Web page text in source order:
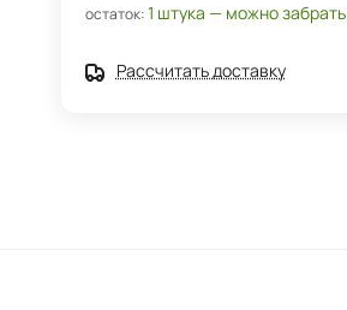
остаток:1 штука — можно забрать
Рассчитать доставку